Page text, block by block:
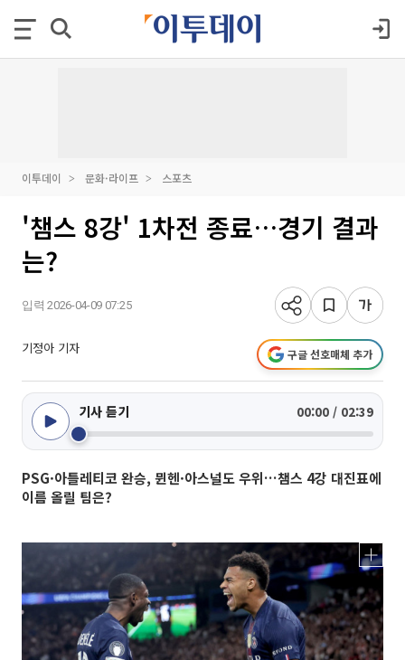
이투데이 문화·라이프 스포츠
'챔스 8강' 1차전 종료…경기 결과
는?
입력 2026-04-09 07:25
기정아 기자 구글 선호매체 추가
기사 듣기 00:00 / 02:39
PSG·아틀레티코 완승, 뮌헨·아스널도 우위…챔스 4강 대진표에
이름 올릴 팀은?